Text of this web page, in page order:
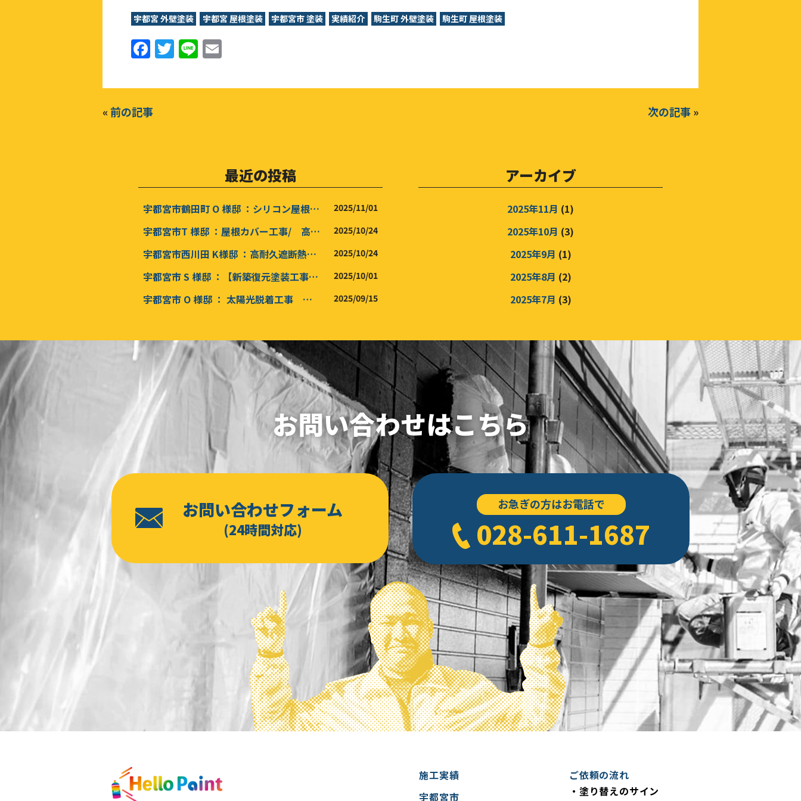
宇都宮 外壁塗装 宇都宮 屋根塗装 宇都宮市 塗装 実績紹介 駒生町 外壁塗装 駒生町 屋根塗装
F
a
c
e
b
k
T
w
it
Li
n
e ai
«前の記事 次の記事»
最近の投稿
宇都宮市鶴田町 O 様邸 ：シリコン屋根塗装 /シリコン外壁塗装工事 /木部塗装 2025/11/01
宇都宮市T 様邸 ：屋根カバー工事/ 高耐久遮断熱外壁塗装工事 ダブルトーン塗装/新築マット仕上げ 2025/10/24
宇都宮市西川田 K様邸 ：高耐久遮断熱外壁塗装工事 積水ハウス新築再現塗装工事 2025/10/24
宇都宮市 S 様邸 ：【新築復元塗装工事】遮熱屋根塗装 /屋根高耐久インテグラルコート塗装 高耐久外無機壁塗装工事 /高耐久インテグラルコート塗装 2025/10/01
宇都宮市 O 様邸 ： 太陽光脱着工事 屋根カバー工事 防水工事 2025/09/15
アーカイブ
2025年11月 (1)
2025年10月 (3)
2025年9月 (1)
2025年8月 (2)
2025年7月 (3)
2025年5月(3)
2025年2月(3)
2024年12月 (1)
2024年11月(1)
2024年10月(3)
2024年9月(4)
2024年6月(2)
2024年5月(3)
2024年4月(2)
2024年3月(4)
2024年2月(4)
2024年1月(1)
2023年12月(4)
2023年11月(3)
2023年10月(3)
2023年8月(3)
2023年7月(5)
(4)
お問い合わせはこちら
お問い合わせフォーム
(24時間対応)
お急ぎの方はお電話で
028-611-1687
施工実績
宇都宮市
ご依頼の流れ
・塗り替えのサイン